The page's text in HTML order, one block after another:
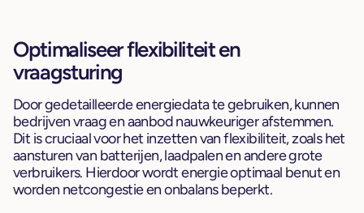
Optimaliseer flexibiliteit en
vraagsturing
Door gedetailleerde energiedata te gebruiken, kunnen
bedrijven vraag en aanbod nauwkeuriger afstemmen.
Dit is cruciaal voor het inzetten van flexibiliteit, zoals het
aansturen van batterijen, laadpalen en andere grote
verbruikers. Hierdoor wordt energie optimaal benut en
worden netcongestie en onbalans beperkt.